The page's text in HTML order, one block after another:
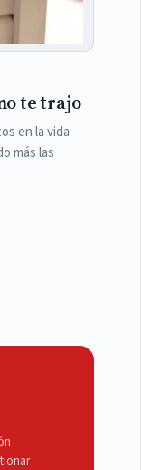
te trajo
en la vida
más las